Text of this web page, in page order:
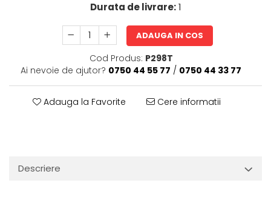
Durata de livrare:1
ADAUGA IN COS
Cod Produs: P298T
Ai nevoie de ajutor? 0750 44 55 77 / 0750 44 33 77
Adauga la Favorite Cere informatii
Descriere